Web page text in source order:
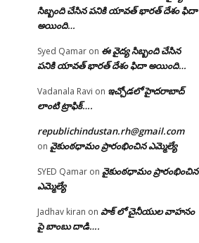
సిబ్బంది చేసిన పనికి యావత్ భారత్ దేశం ఫిదా
అయింది…
Syed Qamar on ఈ వైద్య సిబ్బంది చేసిన
పనికి యావత్ భారత్ దేశం ఫిదా అయింది…
Vadanala Ravi on ఇచ్చోడలో హైదరాబాద్
లాంటి ట్రాఫిక్….
republichindustan.rh@gmail.com
on వైకుంఠధామం ప్రారంభించిన ఎమ్మెల్యే
SYED Qamar on వైకుంఠధామం ప్రారంభించిన
ఎమ్మెల్యే
Jadhav kiran on పాక్ లో చైనీయుల వాహనం
పై బాంబు దాడి….